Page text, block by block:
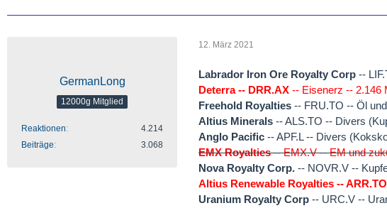
GermanLong
12000g Mitglied
Reaktionen
4.214
Beiträge
3.068
12. März 2021
Labrador Iron Ore Royalty Corp --
Deterra -- DRR.AX -- Eisenerz -- 2.146
Freehold Royalties -- FRU.TO -- Öl
Altius Minerals -- ALS.TO -- Divers
Anglo Pacific -- APF.L -- Divers
EMX Royalties-- EMX.V -- EM und
Nova Royalty Corp. -- NOVR.V --
Altius Renewable Royalties -- ARR.TO
Uranium Royalty Corp -- URC.V --